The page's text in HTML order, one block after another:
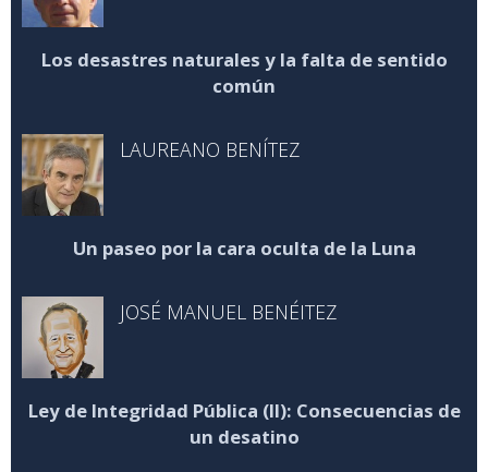
Los desastres naturales y la falta de sentido
común
LAUREANO BENÍTEZ
Un paseo por la cara oculta de la Luna
JOSÉ MANUEL BENÉITEZ
Ley de Integridad Pública (II): Consecuencias de
un desatino